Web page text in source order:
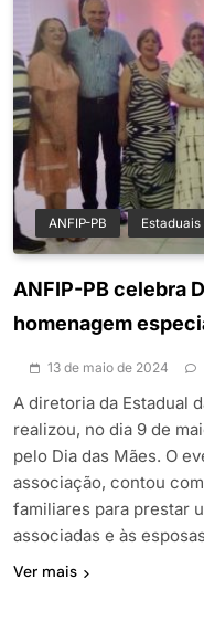
ANFIP-PB Estaduais
ANFIP-PB celebra
homenagem
13 de maio de 2024
A diretoria da Estadual
realizou, no dia 9 de
pelo Dia das Mães. O
associação, contou
familiares para prestar
associadas e às
Ver mais